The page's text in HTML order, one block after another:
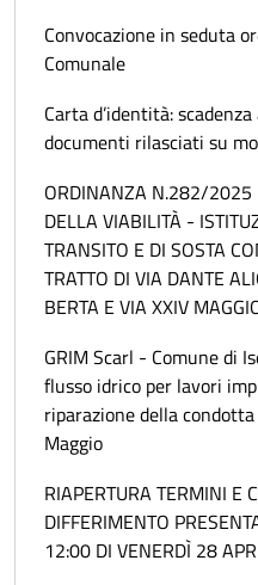
Convocazione in seduta
Comunale
Carta d’identità:
documenti rilasciati su
ORDINANZA N.282/2025
DELLA VIABILITÀ -
TRANSITO E DI SOSTA
TRATTO DI VIA DANTE
BERTA E VIA XXIV
GRIM Scarl - Comune di
flusso idrico per lavori
riparazione della
Maggio
RIAPERTURA TERMINI E
DIFFERIMENTO
12:00 DI VENERDÌ 28